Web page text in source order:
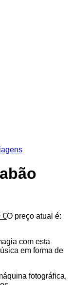
€O preço atual é:
com esta
em forma de
fotográfica,